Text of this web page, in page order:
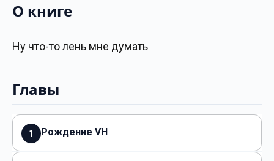
О книге
Ну что-то лень мне думать
Главы
1 Рождение VH